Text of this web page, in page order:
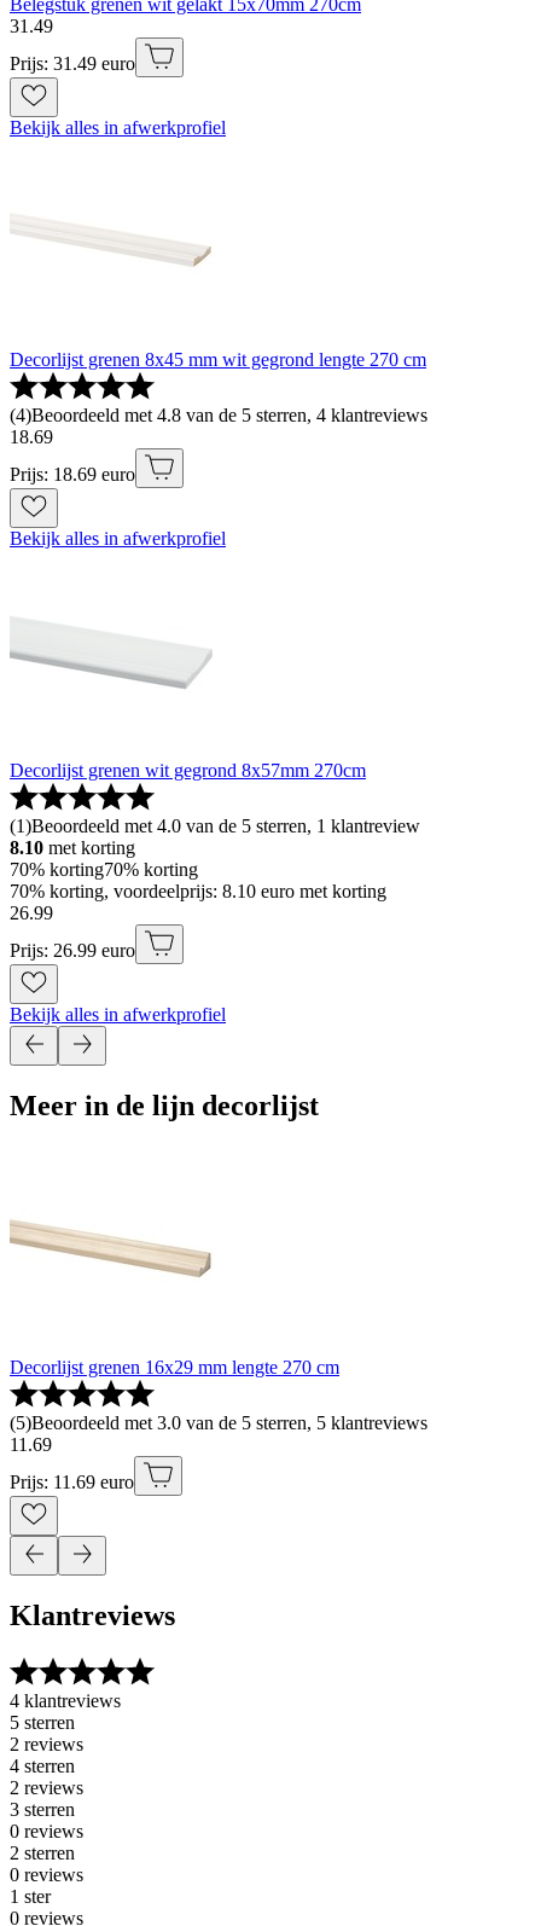
Belegstuk grenen wit gelakt 15x70mm 270cm
31.49
Prijs: 31.49 euro
Bekijk alles in afwerkprofiel
Decorlijst grenen 8x45 mm wit gegrond lengte 270 cm
(4)Beoordeeld met 4.8 van de 5 sterren, 4 klantreviews
18.69
Prijs: 18.69 euro
Bekijk alles in afwerkprofiel
Decorlijst grenen wit gegrond 8x57mm 270cm
(1)Beoordeeld met 4.0 van de 5 sterren, 1 klantreview
8.10 met korting
70% korting70% korting
70% korting, voordeelprijs: 8.10 euro met korting
26.99
Prijs: 26.99 euro
Bekijk alles in afwerkprofiel
Meer in de lijn decorlijst
Decorlijst grenen 16x29 mm lengte 270 cm
(5)Beoordeeld met 3.0 van de 5 sterren, 5 klantreviews
11 .69
Prijs: 11.69 euro
Klantreviews
4 klantreviews
5 sterren
2 reviews
4 sterren
2 reviews
3 sterren
0 reviews
2 sterren
0 reviews
1 ster
0 reviews